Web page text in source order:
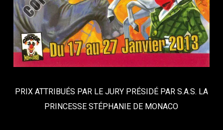
PRIX ATTRIBUÉS PAR LE JURY PRÉSIDÉ PAR S.A.S. LA
PRINCESSE STÉPHANIE DE MONACO